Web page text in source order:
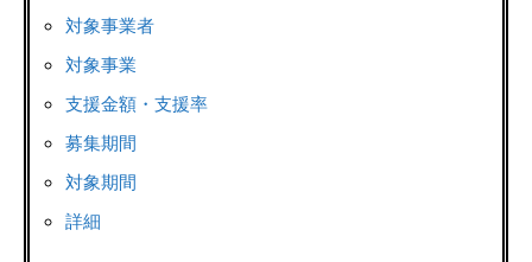
対象事業者
対象事業
支援金額・支援率
募集期間
対象期間
詳細